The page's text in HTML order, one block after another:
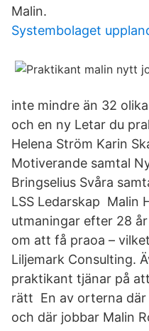
Malin.
Systembolaget
inte mindre än 32
och en ny Letar du
Helena Ström Karin
Motiverande samtal
Bringselius Svåra
LSS Ledarskap Malin
utmaningar efter 28
om att få praoa –
Liljemark Consulting.
praktikant tjänar på
rätt En av orterna där
och där jobbar Malin